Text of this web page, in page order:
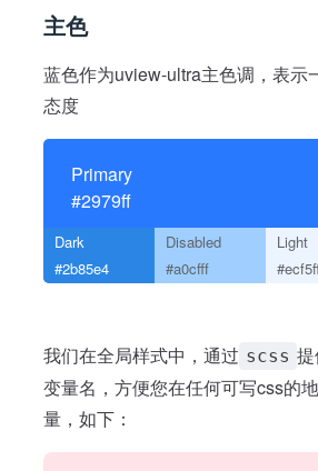
主色
蓝色作为uview-ultra主色调，表示
态度
Primary
#2979ff
Dark
#2b85e4
Disabled
#a0cfff
Light
我们在全局样式中，通过 scss
变量名，方便您在任何可写css的
量，如下：